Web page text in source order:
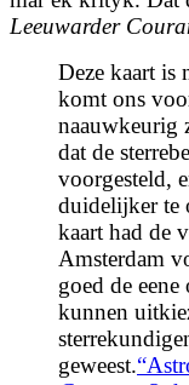
Leeuwarder
Deze kaart is
komt ons
naauwkeurig
dat de
voorgesteld,
duidelijker te
kaart had de
Amsterdam
goed de
kunnen
geweest.